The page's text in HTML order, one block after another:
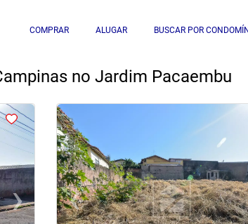
COMPRAR ALUGAR BUSCAR POR
no Jardim Pacaembu
›Next
<
‹Previous